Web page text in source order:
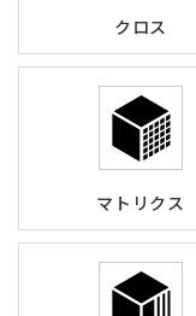
クロス
マトリクス